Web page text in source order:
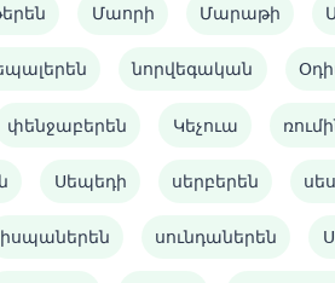
Մաորի Մարաթի
նորվեգական
փենջաբերեն Կեչուա
Սեպեդի սերբերեն
իսպաներեն սունդաներեն